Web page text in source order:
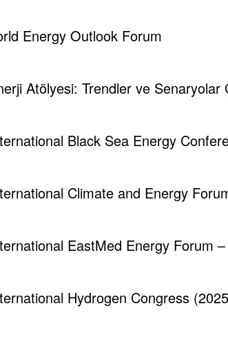
Energy Outlook Forum
Atölyesi: Trendler ve Senaryolar
Black Sea Energy
Climate and Energy
EastMed Energy Forum
Hydrogen Congress